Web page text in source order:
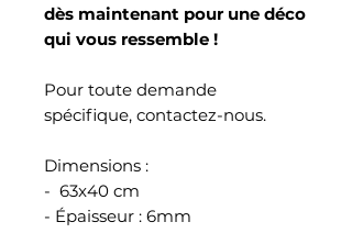
dès maintenant pour une déco
qui vous ressemble !
Pour toute demande
spécifique, contactez-nous.
Dimensions :
- 63x40 cm
- Épaisseur : 6mm